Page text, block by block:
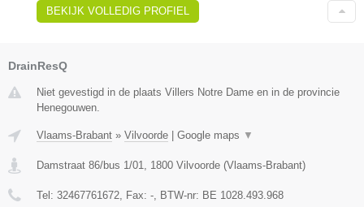
BEKIJK VOLLEDIG PROFIEL
DrainResQ
Niet gevestigd in de plaats Villers Notre Dame en in de provincie
Henegouwen.
Vlaams-Brabant » Vilvoorde | Google maps ▼
Damstraat 86/bus 1/01 1800 Vilvoorde (Vlaams-Brabant)
Tel: 32467761672 , Fax: - , BTW-nr: BE 1028.493.968